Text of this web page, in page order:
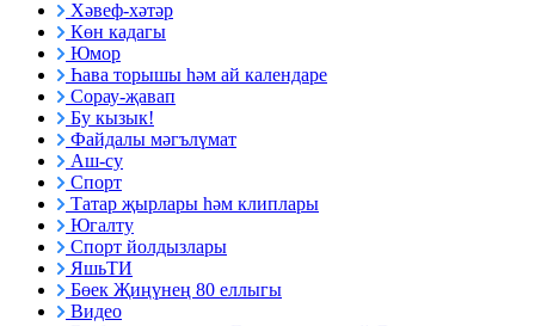
Хәвеф-хәтәр
Көн кадагы
Юмор
Һава торышы һәм ай календаре
Сорау-җавап
Бу кызык!
Файдалы мәгълүмат
Аш-су
Спорт
Татар җырлары һәм клиплары
Югалту
Спорт йолдызлары
ЯшьТИ
Бөек Җиңүнең 80 еллыгы
Видео